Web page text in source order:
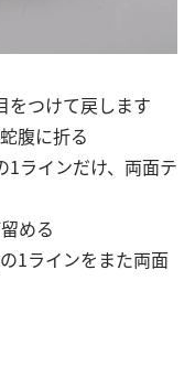
つけて戻します
腹に折る
ラインだけ、両面テ
める
1ラインをまた両面